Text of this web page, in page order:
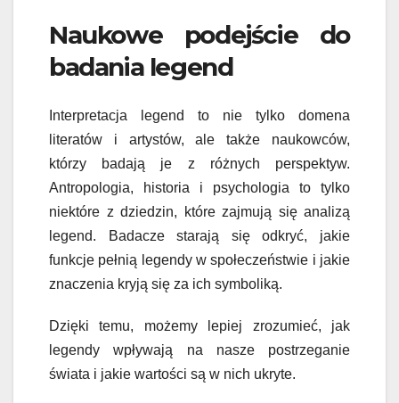
Naukowe podejście do
badania legend
Interpretacja legend to nie tylko domena
literatów i artystów, ale także naukowców,
którzy badają je z różnych perspektyw.
Antropologia, historia i psychologia to tylko
niektóre z dziedzin, które zajmują się analizą
legend. Badacze starają się odkryć, jakie
funkcje pełnią legendy w społeczeństwie i jakie
znaczenia kryją się za ich symboliką.
Dzięki temu, możemy lepiej zrozumieć, jak
legendy wpływają na nasze postrzeganie
świata i jakie wartości są w nich ukryte.